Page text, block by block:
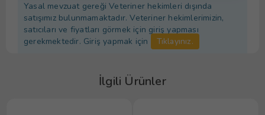
Yasal mevzuat gereği Veteriner hekimleri dışında
satışımız bulunmamaktadır. Veteriner hekimlerimizin,
satıcıları ve fiyatları görmek için giriş yapması
gerekmektedir. Giriş yapmak için
Tıklayınız.
İlgili Ürünler